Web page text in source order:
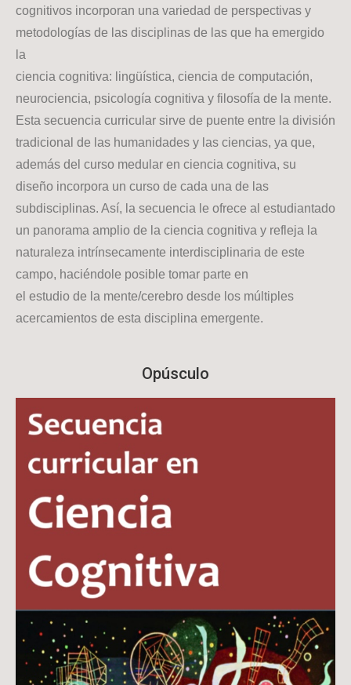
cognitivos incorporan una variedad de perspectivas y
metodologías de las disciplinas de las que ha emergido
la
ciencia cognitiva: lingüística, ciencia de computación,
neurociencia, psicología cognitiva y filosofía de la mente.
Esta secuencia curricular sirve de puente entre la división
tradicional de las humanidades y las ciencias, ya que,
además del curso medular en ciencia cognitiva, su
diseño incorpora un curso de cada una de las
subdisciplinas. Así, la secuencia le ofrece al estudiantado
un panorama amplio de la ciencia cognitiva y refleja la
naturaleza intrínsecamente interdisciplinaria de este
campo, haciéndole posible tomar parte en
el estudio de la mente/cerebro desde los múltiples
acercamientos de esta disciplina emergente.
Opúsculo